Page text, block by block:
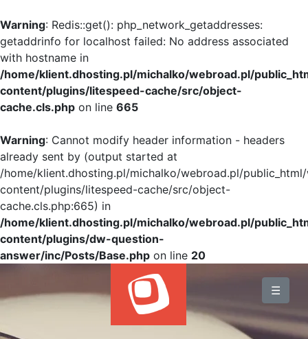
Warning: Redis::get(): php_network_getaddresses:
getaddrinfo for localhost failed: No address associated
with hostname in
/home/klient.dhosting.pl/michalko/webroad.pl/
content/plugins/litespeed-cache/src/object-
cache.cls.php on line 665
Warning: Cannot modify header information - headers
already sent by (output started at
/home/klient.dhosting.pl/michalko/webroad.pl/
content/plugins/litespeed-cache/src/object-
cache.cls.php:665) in
/home/klient.dhosting.pl/michalko/webroad.pl/
content/plugins/dw-question-
answer/inc/Posts/Base.php on line 20
☰
BLOG
WYDARZENIA